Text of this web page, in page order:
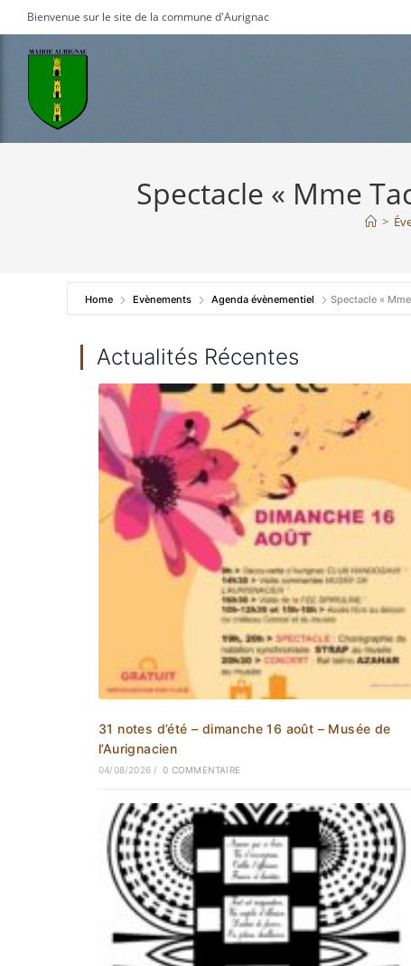
to
content
Bienvenue sur le site de la commune d'Aurignac
Spectacle « Mme
>
Home Evènements Agenda évènementiel Spectacle «
Actualités Récentes
31 notes d’été – dimanche 16 août – Musée de
l’Aurignacien
04/08/2026 / 0 COMMENTAIRE